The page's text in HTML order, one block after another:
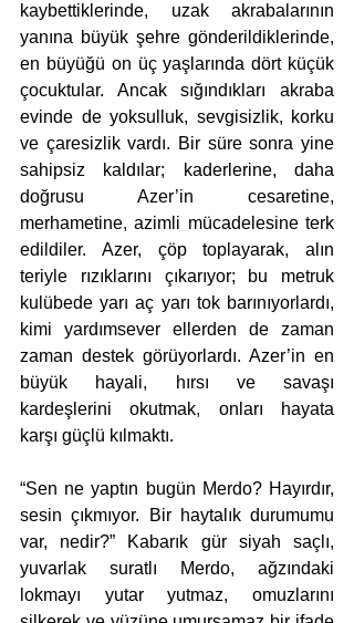
kaybettiklerinde, uzak akrabalarının
yanına büyük şehre gönderildiklerinde,
en büyüğü on üç yaşlarında dört küçük
çocuktular. Ancak sığındıkları akraba
evinde de yoksulluk, sevgisizlik, korku
ve çaresizlik vardı. Bir süre sonra yine
sahipsiz kaldılar; kaderlerine, daha
doğrusu Azer’in cesaretine,
merhametine, azimli mücadelesine terk
edildiler. Azer, çöp toplayarak, alın
teriyle rızıklarını çıkarıyor; bu metruk
kulübede yarı aç yarı tok barınıyorlardı,
kimi yardımsever ellerden de zaman
zaman destek görüyorlardı. Azer’in en
büyük hayali, hırsı ve savaşı
kardeşlerini okutmak, onları hayata
karşı güçlü kılmaktı.
“Sen ne yaptın bugün Merdo? Hayırdır,
sesin çıkmıyor. Bir haytalık durumumu
var, nedir?” Kabarık gür siyah saçlı,
yuvarlak suratlı Merdo, ağzındaki
lokmayı yutar yutmaz, omuzlarını